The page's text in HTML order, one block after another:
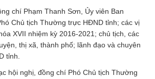
chí Phạm Thanh Sơn, Ủy viên Ban
Chủ tịch Thường trực HĐND tỉnh; các vị
XVII nhiệm kỳ 2016-2021; chủ tịch, các
thị xã, thành phố; lãnh đạo và chuyên
tỉnh.
hội nghị, đồng chí Phó Chủ tịch Thường